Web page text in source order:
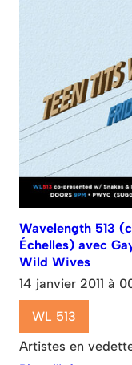
Wavelength 513
Échelles) avec
Wild Wives
14 janvier 2011 à
WL 513
Artistes en